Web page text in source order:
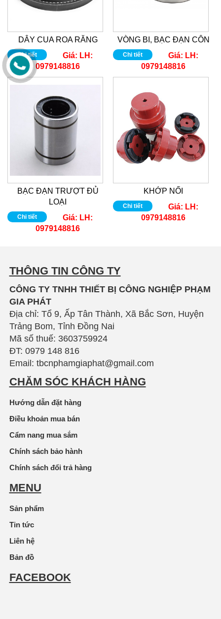
DÂY CUA ROA RĂNG
Chi tiết Giá: LH:
0979148816
VÒNG BI, BẠC ĐẠN CÔN
Chi tiết Giá: LH:
0979148816
BẠC ĐẠN TRƯỢT ĐỦ
LOẠI
Chi tiết Giá: LH:
0979148816
KHỚP NỐI
Chi tiết Giá: LH:
0979148816
THÔNG TIN CÔNG TY
CÔNG TY TNHH THIẾT BỊ CÔNG NGHIỆP PHẠM
GIA PHÁT
Địa chỉ: Tổ 9, Ấp Tân Thành, Xã Bắc Sơn, Huyện
Trảng Bom, Tỉnh Đồng Nai
Mã số thuế: 3603759924
ĐT: 0979 148 816
Email: tbcnphamgiaphat@gmail.com
CHĂM SÓC KHÁCH HÀNG
Hướng dẫn đặt hàng
Điều khoản mua bán
Cẩm nang mua sắm
Chính sách bảo hành
Chính sách đổi trả hàng
MENU
Sản phẩm
Tin tức
Liên hệ
Bản đồ
FACEBOOK